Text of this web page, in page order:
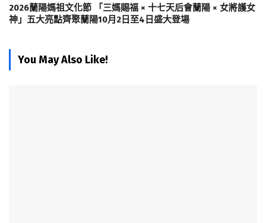
2026蘭陽媽祖文化節 「三媽賜福 × 十七天后會蘭陽 × 女將護女
神」五大亮點齊聚蘭陽10月2日至4日盛大登場
You May Also Like!